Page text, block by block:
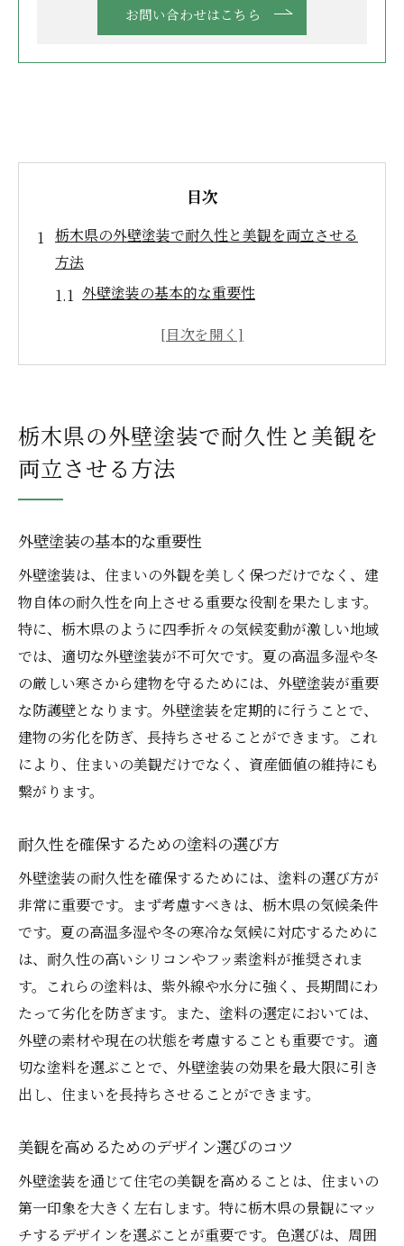
お問い合わせはこちら
目次
栃木県の外壁塗装で耐久性と美観を両立させる
方法
外壁塗装の基本的な重要性
耐久性を確保するための塗料の選び方
長持ちする外壁塗装のメンテナンス方法
外壁塗装で栃木県の気候に最適な塗料を選ぶポ
イント
栃木県の気候特性について理解する
湿気と雨に強い塗料の選び方
紫外線対策に有効な塗料の種類
カビや苔の発生を防ぐ塗料
冬の寒さに耐える塗料の特徴
塗料の選び方における専門家のアドバイス
長持ちする外壁塗装を実現するための塗料選び
の秘訣
耐久性に優れた塗料の種類
防水性を高める塗料の選び方
環境に配慮したエコ塗料の選定
色選びのポイントと注意点
専門家に相談する重要性
栃木県で外壁塗装を長持ちさせるためのメンテ
ナンス方法
定期的なメンテナンスの重要性
早期発見と修理のポイント
外壁塗装の劣化サインを見つける方法
DIYメンテナンスとその限界
メンテナンス計画の立て方
外壁塗装の耐久性を最大化する栃木県での実践
ガイド
栃木県の外壁塗装で耐久性と美観を
両立させる方法
外壁塗装の基本的な重要性
外壁塗装は、住まいの外観を美しく保つだけでなく、建
物自体の耐久性を向上させる重要な役割を果たします。
特に、栃木県のように四季折々の気候変動が激しい地域
では、適切な外壁塗装が不可欠です。夏の高温多湿や冬
の厳しい寒さから建物を守るためには、外壁塗装が重要
な防護壁となります。外壁塗装を定期的に行うことで、
建物の劣化を防ぎ、長持ちさせることができます。これ
により、住まいの美観だけでなく、資産価値の維持にも
繋がります。
耐久性を確保するための塗料の選び方
外壁塗装の耐久性を確保するためには、塗料の選び方が
非常に重要です。まず考慮すべきは、栃木県の気候条件
です。夏の高温多湿や冬の寒冷な気候に対応するために
は、耐久性の高いシリコンやフッ素塗料が推奨されま
す。これらの塗料は、紫外線や水分に強く、長期間にわ
たって劣化を防ぎます。また、塗料の選定においては、
外壁の素材や現在の状態を考慮することも重要です。適
切な塗料を選ぶことで、外壁塗装の効果を最大限に引き
出し、住まいを長持ちさせることができます。
美観を高めるためのデザイン選びのコツ
外壁塗装を通じて住宅の美観を高めることは、住まいの
第一印象を大きく左右します。特に栃木県の景観にマッ
チするデザインを選ぶことが重要です。色選びは、周囲